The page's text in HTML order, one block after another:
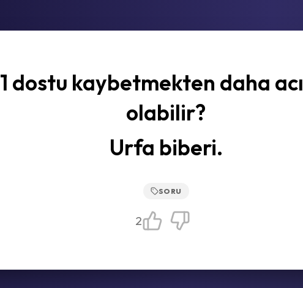
1 dostu kaybetmekten daha
olabilir?
Urfa biberi.
SORU
2